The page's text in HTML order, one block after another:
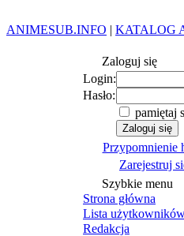
ANIMESUB.INFO | KATALOG
Zaloguj się
Login:
Hasło:
pamiętaj
Przypomnienie
Zarejestruj
Szybkie menu
Strona główna
Lista
Redakcja